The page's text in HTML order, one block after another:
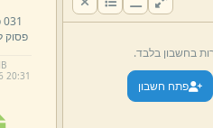
044 פרק י,
ב,פסוק י,ב,
045 פרק י,
ב,פסוק ט,
עד ט,ז,.
mp3
בחשבון בלבד.
פתח חשבון
031 פרק י,
פסוק
20:31